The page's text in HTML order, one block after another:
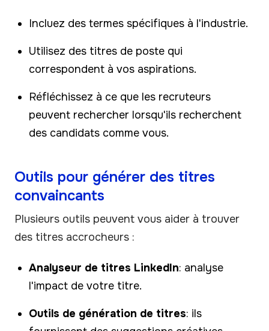
Incluez des termes spécifiques à l'industrie.
Utilisez des titres de poste qui
correspondent à vos aspirations.
Réfléchissez à ce que les recruteurs
peuvent rechercher lorsqu'ils recherchent
des candidats comme vous.
Outils pour générer des titres
convaincants
Plusieurs outils peuvent vous aider à trouver
des titres accrocheurs :
Analyseur de titres LinkedIn: analyse
l'impact de votre titre.
Outils de génération de titres: ils